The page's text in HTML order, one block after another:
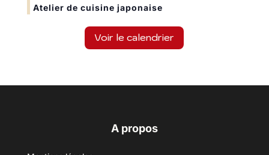
Atelier de cuisine japonaise
Voir le calendrier
A propos